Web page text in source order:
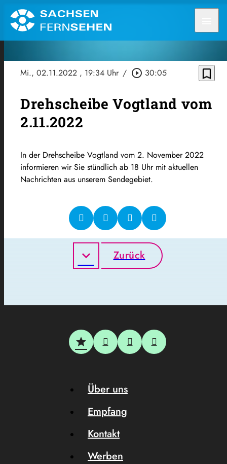
Mi., 02.11.2022 , 19:34 Uhr / play_circle_outline 30:05 bookmark_border
Drehscheibe Vogtland vom
2.11.2022
In der Drehscheibe Vogtland vom 2. November 2022
informieren wir Sie stündlich ab 18 Uhr mit aktuellen
Nachrichten aus unserem Sendegebiet.
Zurück
Über uns
Empfang
Kontakt
Werben